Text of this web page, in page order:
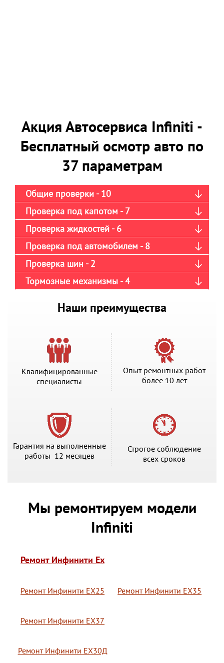
Акция Автосервиса Infiniti -
Бесплатный осмотр авто по
37 параметрам
Общие проверки - 10
Проверка под капотом - 7
Проверка жидкостей - 6
Проверка под автомобилем - 8
Проверка шин - 2
Тормозные механизмы - 4
Наши преимущества
Квалифицированные
специалисты
Опыт ремонтных работ
более 10 лет
Гарантия на выполненные
работы 12 месяцев
Строгое соблюдение
всех сроков
Мы ремонтируем модели
Infiniti
Ремонт Инфинити Ex
Ремонт Инфинити ЕХ25 Ремонт Инфинити ЕХ35
Ремонт Инфинити ЕХ37
Ремонт Инфинити ЕХ30Д